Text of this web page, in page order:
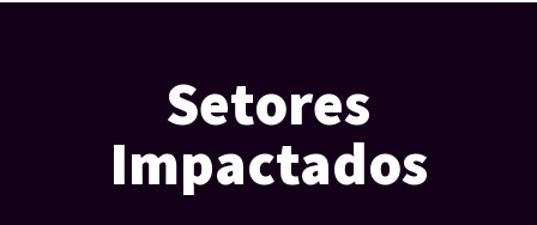
Setores
Impactados